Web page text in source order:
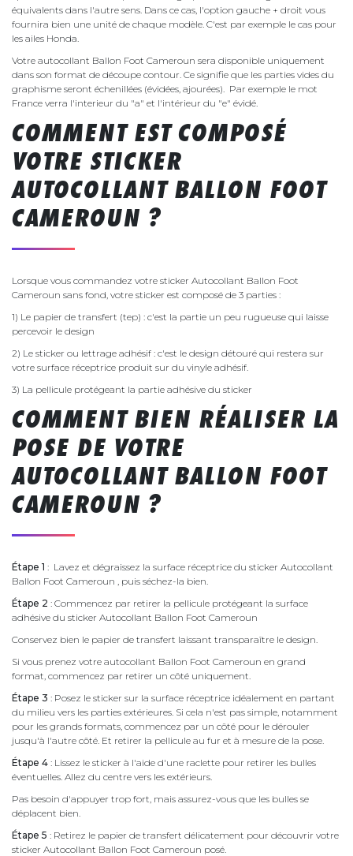
équivalents dans l'autre sens. Dans ce cas, l'option gauche + droit vous
fournira bien une unité de chaque modèle. C'est par exemple le cas pour
les ailes Honda.
Votre autocollant Ballon Foot Cameroun sera disponible uniquement
dans son format de découpe contour. Ce signifie que les parties vides du
graphisme seront échenillées (évidées, ajourées). Par exemple le mot
France verra l'interieur du "a" et l'intérieur du "e" évidé.
COMMENT EST COMPOSÉ
VOTRE STICKER
AUTOCOLLANT BALLON FOOT
CAMEROUN ?
Lorsque vous commandez votre sticker Autocollant Ballon Foot
Cameroun sans fond, votre sticker est composé de 3 parties :
1) Le papier de transfert (tep) : c'est la partie un peu rugueuse qui laisse
percevoir le design
2) Le sticker ou lettrage adhésif : c'est le design détouré qui restera sur
votre surface réceptrice produit sur du vinyle adhésif.
3) La pellicule protégeant la partie adhésive du sticker
COMMENT BIEN RÉALISER LA
POSE DE VOTRE
AUTOCOLLANT BALLON FOOT
CAMEROUN ?
Étape 1 : Lavez et dégraissez la surface réceptrice du sticker Autocollant
Ballon Foot Cameroun , puis séchez-la bien.
Étape 2 : Commencez par retirer la pellicule protégeant la surface
adhésive du sticker Autocollant Ballon Foot Cameroun
Conservez bien le papier de transfert laissant transparaître le design.
Si vous prenez votre autocollant Ballon Foot Cameroun en grand
format, commencez par retirer un côté uniquement.
Étape 3 : Posez le sticker sur la surface réceptrice idéalement en partant
du milieu vers les parties extérieures. Si cela n'est pas simple, notamment
pour les grands formats, commencez par un côté pour le dérouler
jusqu'à l'autre côté. Et retirer la pellicule au fur et à mesure de la pose.
Étape 4 : Lissez le sticker à l'aide d'une raclette pour retirer les bulles
éventuelles. Allez du centre vers les extérieurs.
Pas besoin d'appuyer trop fort, mais assurez-vous que les bulles se
déplacent bien.
Étape 5 : Retirez le papier de transfert délicatement pour découvrir votre
sticker Autocollant Ballon Foot Cameroun posé.